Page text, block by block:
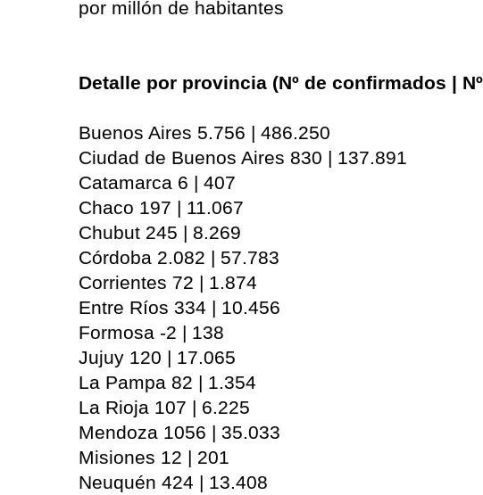
por millón de habitantes
Detalle por provincia (Nº de confirmados |
Buenos Aires 5.756 | 486.250
Ciudad de Buenos Aires 830 | 137.891
Catamarca 6 | 407
Chaco 197 | 11.067
Chubut 245 | 8.269
Córdoba 2.082 | 57.783
Corrientes 72 | 1.874
Entre Ríos 334 | 10.456
Formosa -2 | 138
Jujuy 120 | 17.065
La Pampa 82 | 1.354
La Rioja 107 | 6.225
Mendoza 1056 | 35.033
Misiones 12 | 201
Neuquén 424 | 13.408